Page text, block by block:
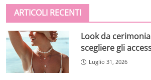
ARTICOLI RECENTI
Look da
scegliere gli
Luglio 31, 2026